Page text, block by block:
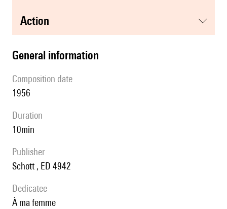
action
general information
composition date
1956
duration
10min
publisher
Schott , ED 4942
Dedicatee
à ma femme